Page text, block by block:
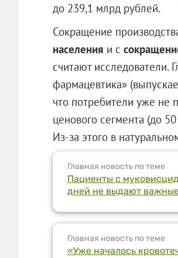
до 239,1 млрд рублей.
Сокращение
населения и с
считают исследователи.
фармацевтика»
что потребители уже не
ценового сегмента (до
Из-за этого в
Главная новость по теме
Пациенты с
дней не выдают
Главная новость по теме
«Уже началось